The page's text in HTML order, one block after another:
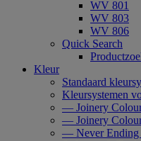
WV 801
WV 803
WV 806
Quick Search
Kleur
Standaard
Kleursystemen
— Joinery
— Joinery
— Never Ending